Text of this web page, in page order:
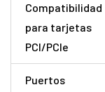
Compatibilidad
para tarjetas
PCI/PCIe
Puertos